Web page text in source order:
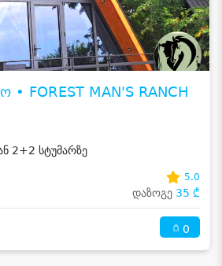
• FOREST MAN'S RANCH
2+2 სტუმარზე
5.0
დაზოგე 35 ₾
0